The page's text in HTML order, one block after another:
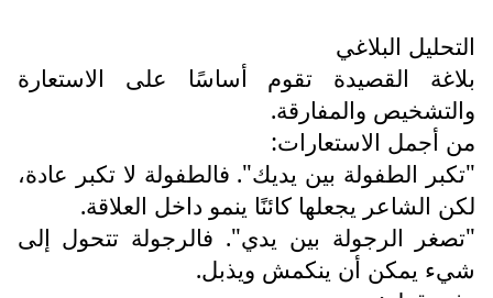
التحليل البلاغي
بلاغة القصيدة تقوم أساسًا على الاستعارة
والتشخيص والمفارقة.
من أجمل الاستعارات:
"تكبر الطفولة بين يديك". فالطفولة لا تكبر عادة،
لكن الشاعر يجعلها كائنًا ينمو داخل العلاقة.
"تصغر الرجولة بين يدي". فالرجولة تتحول إلى
شيء يمكن أن ينكمش ويذبل.